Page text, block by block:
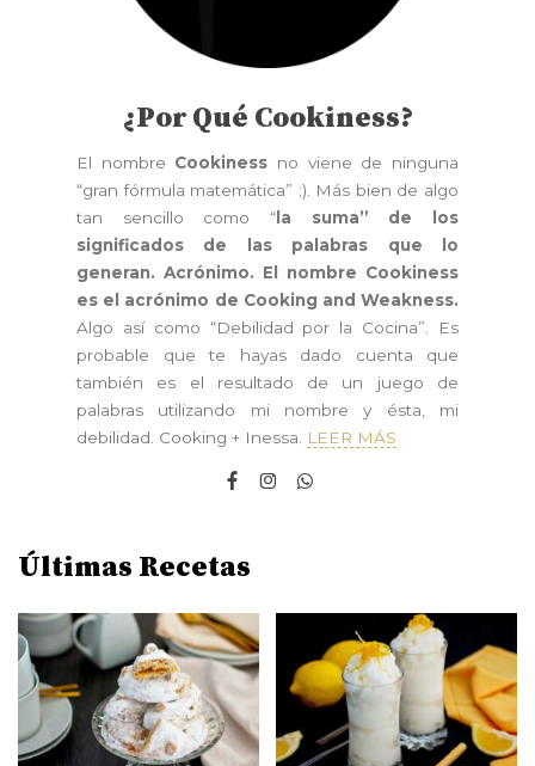
¿Por Qué Cookiness?
El nombre Cookiness no viene de ninguna
“gran fórmula matemática” ;). Más bien de algo
tan sencillo como “ la suma” de los
significados de las palabras que lo
generan. Acrónimo. El nombre Cookiness
es el acrónimo de Cooking and Weakness.
Algo así como “Debilidad por la Cocina”. Es
probable que te hayas dado cuenta que
también es el resultado de un juego de
palabras utilizando mi nombre y ésta, mi
debilidad. Cooking + Inessa. LEER MÁS
Últimas Recetas